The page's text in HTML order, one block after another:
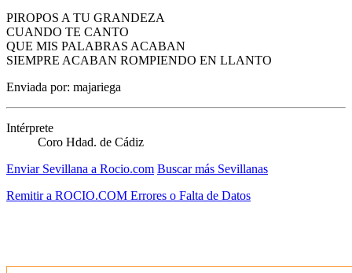
PIROPOS A TU GRANDEZA
CUANDO TE CANTO
QUE MIS PALABRAS ACABAN
SIEMPRE ACABAN ROMPIENDO EN LLANTO
Enviada por: majariega
Intérprete
Coro Hdad. de Cádiz
Enviar Sevillana a Rocio.com Buscar más Sevillanas
Remitir a ROCIO.COM Errores o Falta de Datos